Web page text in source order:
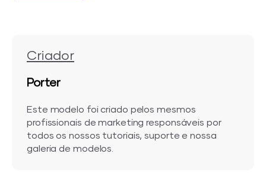
Criador
Porter
Este modelo foi criado pelos mesmos
profissionais de marketing responsáveis por
todos os nossos tutoriais, suporte e nossa
galeria de modelos.